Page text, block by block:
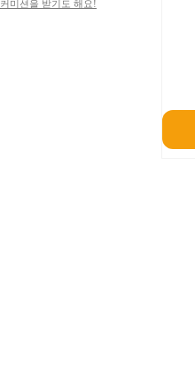
커미션을 받기도 해요!